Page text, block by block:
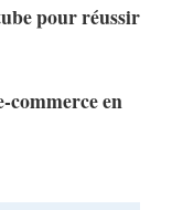
pour réussir
commerce en